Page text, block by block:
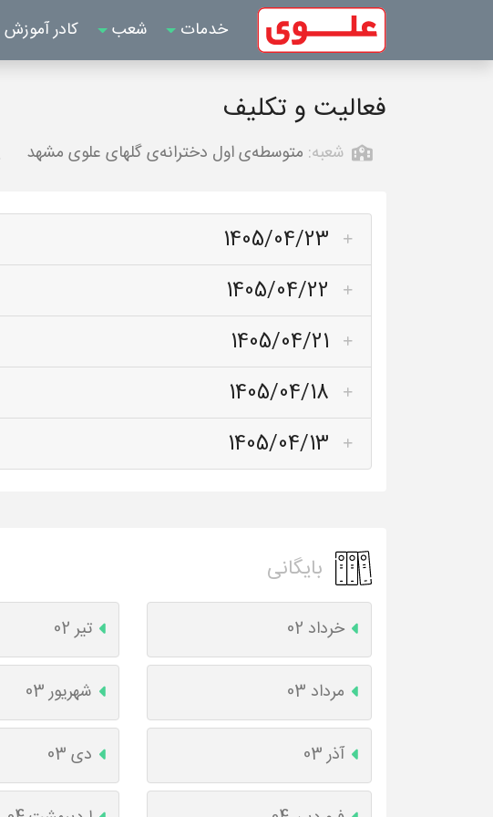
خدمات شعب کادر آموزش
فعالیت و تکلیف
شعبه: متوسطه‌ی اول دخترانه‌ی گلهای علوی مشهد
1405/04/23
1405/04/22
1405/04/21
1405/04/18
1405/04/13
بایگانی
خرداد 02 تیر 02
مرداد 03 شهریور 03
آذر 03 دی 03